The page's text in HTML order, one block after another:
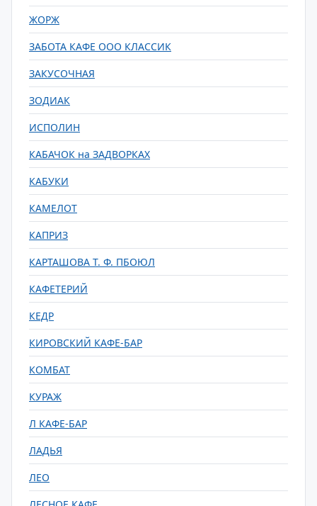
ЖОРЖ
ЗАБОТА КАФЕ ООО КЛАССИК
ЗАКУСОЧНАЯ
ЗОДИАК
ИСПОЛИН
КАБАЧОК на ЗАДВОРКАХ
КАБУКИ
КАМЕЛОТ
КАПРИЗ
КАРТАШОВА Т. Ф. ПБОЮЛ
КАФЕТЕРИЙ
КЕДР
КИРОВСКИЙ КАФЕ-БАР
КОМБАТ
КУРАЖ
Л КАФЕ-БАР
ЛАДЬЯ
ЛЕО